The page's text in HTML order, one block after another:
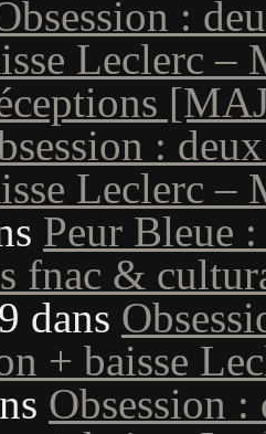
:
Leclerc
:
Leclerc
Peur Bleue
fnac &
dans
+ baisse
Obsession :